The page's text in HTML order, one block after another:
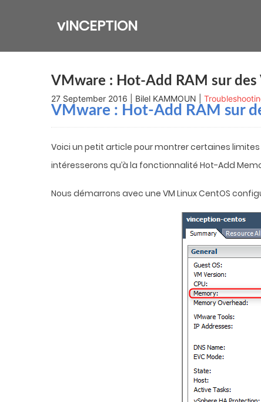
vINCEPTION
VMware : Hot-Add RAM sur des
27 September 2016 | Bilel KAMMOUN |
VMware : Hot-Add RAM sur
Voici un petit article pour montrer certaines
intéresserons qu’à la fonctionnalité Hot-Add
Nous démarrons avec une VM Linux CentOS